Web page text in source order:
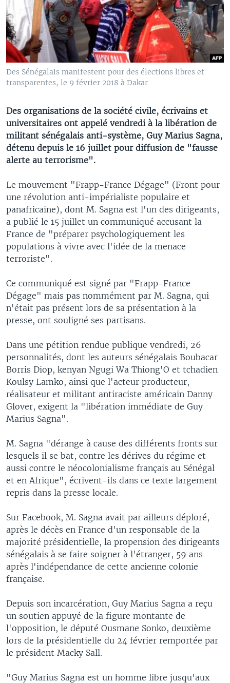
Des Sénégalais manifestent pour des élections libres et
transparentes, le 9 février 2018 à Dakar
Des organisations de la société civile, écrivains et
universitaires ont appelé vendredi à la libération de
militant sénégalais anti-système, Guy Marius Sagna,
détenu depuis le 16 juillet pour diffusion de "fausse
alerte au terrorisme".
Le mouvement "Frapp-France Dégage" (Front pour
une révolution anti-impérialiste populaire et
panafricaine), dont M. Sagna est l'un des dirigeants,
a publié le 15 juillet un communiqué accusant la
France de "préparer psychologiquement les
populations à vivre avec l'idée de la menace
terroriste".
Ce communiqué est signé par "Frapp-France
Dégage" mais pas nommément par M. Sagna, qui
n'était pas présent lors de sa présentation à la
presse, ont souligné ses partisans.
Dans une pétition rendue publique vendredi, 26
personnalités, dont les auteurs sénégalais Boubacar
Borris Diop, kenyan Ngugi Wa Thiong'O et tchadien
Koulsy Lamko, ainsi que l'acteur producteur,
réalisateur et militant antiraciste américain Danny
Glover, exigent la "libération immédiate de Guy
Marius Sagna".
M. Sagna "dérange à cause des différents fronts sur
lesquels il se bat, contre les dérives du régime et
aussi contre le néocolonialisme français au Sénégal
et en Afrique", écrivent-ils dans ce texte largement
repris dans la presse locale.
Sur Facebook, M. Sagna avait par ailleurs déploré,
après le décès en France d'un responsable de la
majorité présidentielle, la propension des dirigeants
sénégalais à se faire soigner à l'étranger, 59 ans
après l'indépendance de cette ancienne colonie
française.
Depuis son incarcération, Guy Marius Sagna a reçu
un soutien appuyé de la figure montante de
l'opposition, le député Ousmane Sonko, deuxième
lors de la présidentielle du 24 février remportée par
le président Macky Sall.
"Guy Marius Sagna est un homme libre jusqu'aux